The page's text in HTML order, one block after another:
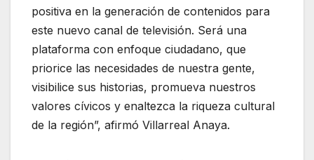
positiva en la generación de contenidos para
este nuevo canal de televisión. Será una
plataforma con enfoque ciudadano, que
priorice las necesidades de nuestra gente,
visibilice sus historias, promueva nuestros
valores cívicos y enaltezca la riqueza cultural
de la región”, afirmó Villarreal Anaya.